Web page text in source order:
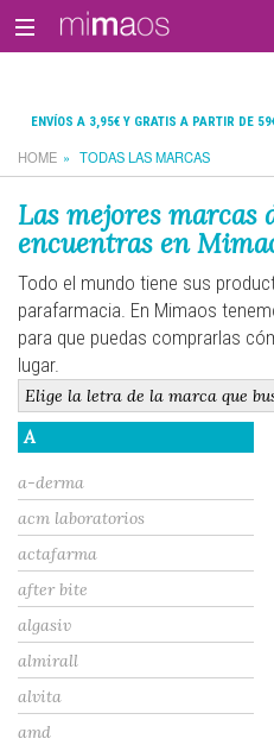
ENVÍOS A 3,95€ Y GRATIS A PARTIR DE
HOME TODAS LAS MARCAS
Las mejores marcas
encuentras en
Todo el mundo tiene sus
parafarmacia. En Mimaos
para que puedas comprarlas
lugar.
A
a-derma
acm laboratorios
actafarma
after bite
algasiv
almirall
alvita
amd